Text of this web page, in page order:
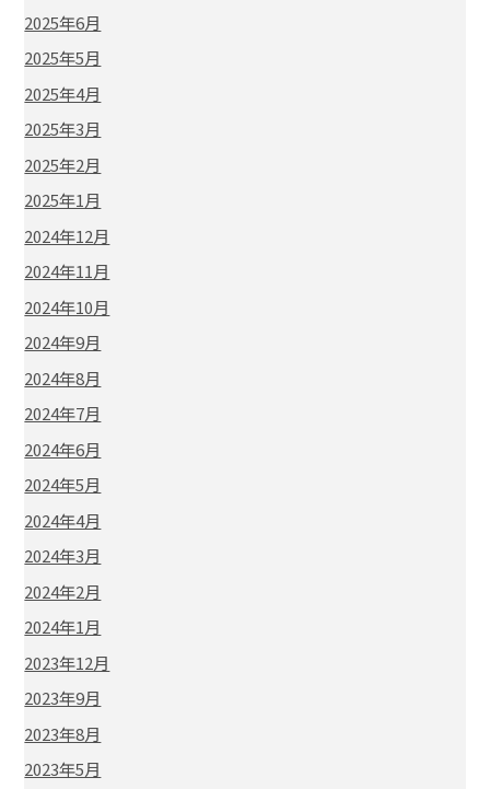
2025年6月
2025年5月
2025年4月
2025年3月
2025年2月
2025年1月
2024年12月
2024年11月
2024年10月
2024年9月
2024年8月
2024年7月
2024年6月
2024年5月
2024年4月
2024年3月
2024年2月
2024年1月
2023年12月
2023年9月
2023年8月
2023年5月